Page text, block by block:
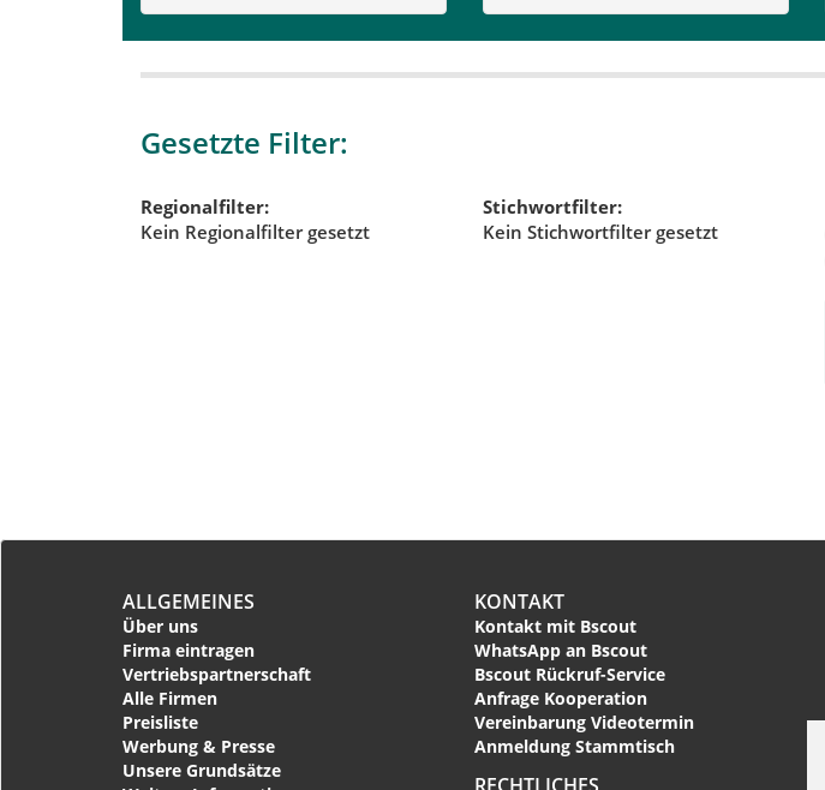
Gesetzte Filter:
Regionalfilter:
Kein Regionalfilter gesetzt
Stichwortfilter:
Kein Stichwortfilter gesetzt
ALLGEMEINES
Über uns
Firma eintragen
Vertriebspartnerschaft
Alle Firmen
Preisliste
Werbung & Presse
Unsere Grundsätze
KONTAKT
Kontakt mit Bscout
WhatsApp an Bscout
Bscout Rückruf-Service
Anfrage Kooperation
Vereinbarung Videotermin
Anmeldung Stammtisch
RECHTLICHES